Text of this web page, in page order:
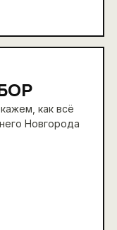
как всё
Новгорода